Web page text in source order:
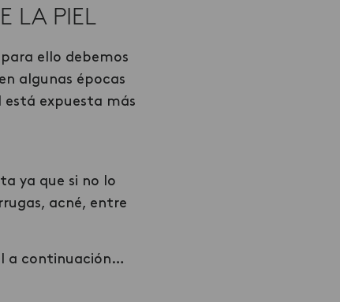
LA PIEL
ello debemos
algunas épocas
está expuesta más
ya que si no lo
acné, entre
a continuación…